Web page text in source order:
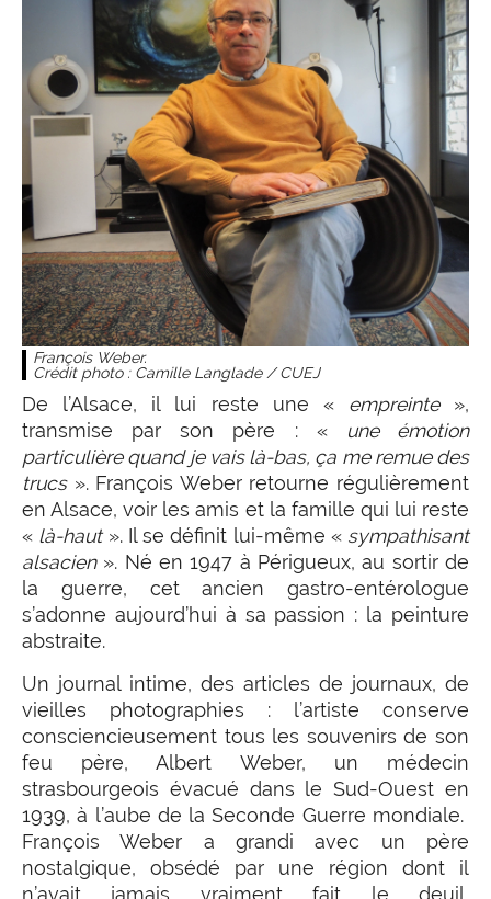
François Weber.
Crédit photo : Camille Langlade / CUEJ
De l’Alsace, il lui reste une « empreinte»,
transmise par son père : «
une émotion
particulière quand je vais là-bas, ça me remue des
trucs». François Weber retourne régulièrement
en Alsace, voir les amis et la famille qui lui reste
« là-haut». Il se définit lui-même « sympathisant
alsacien». Né en 1947 à Périgueux, au sortir de
la guerre, cet ancien gastro-entérologue
s’adonne aujourd’hui à sa passion : la peinture
abstraite.
Un journal intime, des articles de journaux, de
vieilles photographies : l’artiste conserve
consciencieusement tous les souvenirs de son
feu père, Albert Weber, un médecin
strasbourgeois évacué dans le Sud-Ouest en
1939, à l’aube de la Seconde Guerre mondiale.
François Weber a grandi avec un père
nostalgique, obsédé par une région dont il
n’avait jamais vraiment fait le deuil,